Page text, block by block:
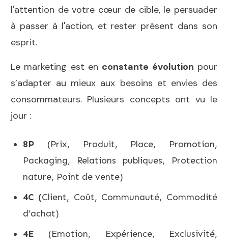
l'attention de votre cœur de cible, le persuader
à passer à l'action, et rester présent dans son
esprit.
Le marketing est en constante évolution pour
s’adapter au mieux aux besoins et envies des
consommateurs. Plusieurs concepts ont vu le
jour :
8P (Prix, Produit, Place, Promotion,
Packaging, Relations publiques, Protection
nature, Point de vente)
4C (Client, Coût, Communauté, Commodité
d’achat)
4E (Emotion, Expérience, Exclusivité,